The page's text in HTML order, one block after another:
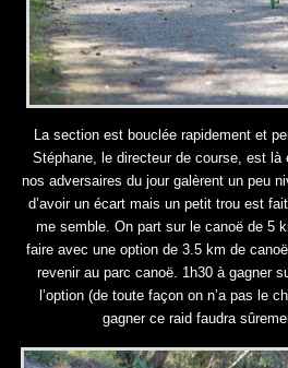
La section est bouclée rapidement et
Stéphane, le directeur de course, est là
nos adversaires du jour galèrent un peu
d’avoir un écart mais un petit trou est
me semble. On part sur le canoë de 5
faire avec une option de 3.5 km de
revenir au parc canoë. 1h30 à gagner
l’option (de toute façon on n’a pas le
gagner ce raid faudra